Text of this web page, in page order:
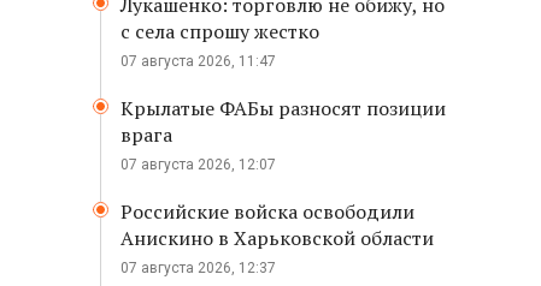
с села спрошу жестко
07 августа 2026, 11:47
Крылатые ФАБы разносят позиции
врага
07 августа 2026, 12:07
Российские войска освободили
Анискино в Харьковской области
07 августа 2026, 12:37